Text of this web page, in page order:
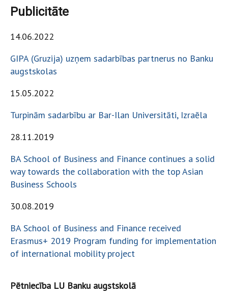
Publicitāte
14.06.2022
GIPA (Gruzija) uzņem sadarbības partnerus no Banku
augstskolas
15.05.2022
Turpinām sadarbību ar Bar-Ilan Universitāti, Izraēla
28.11.2019
BA School of Business and Finance continues a solid
way towards the collaboration with the top Asian
Business Schools
30.08.2019
BA School of Business and Finance received
Erasmus+ 2019 Program funding for implementation
of international mobility project
Pētniecība LU Banku augstskolā